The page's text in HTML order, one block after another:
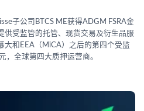
子公司BTCS ME获得ADGM FSRA金
供受监管的托管、现货交易及衍生品服
大和EEA（MiCA）之后的第四个受监
，全球第四大质押运营商。